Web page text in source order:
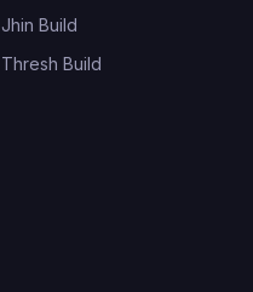
Jhin Build
Thresh Build